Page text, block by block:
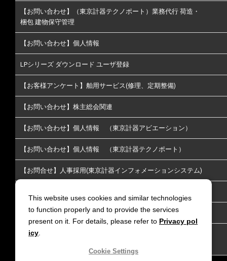
【お問い合わせ】（東京計器テクノポート）業務代行 荷造・
梱包 建物保守管理
【お問い合わせ】個人情報
LPシリーズ ダウンロード ユーザ登録
【お客様アンケート】舶用サービス(修理、定期整備)
【お問い合わせ】株主総会関連
【お問い合わせ】個人情報 （東京計器アビエーション）
【お問い合わせ】個人情報 （東京計器テクノポート）
【お問合せ】人事採用(東京計器インフォメーションシステム)
【お問い合わせ】放送通信
【お問い合わせ】リチウムイオン電池火災延焼防止｜LiGIS 延
This website uses cookies and similar technologies
to function properly and to provide the services
present on it. For details, please refer to Privacy pol
icy
Cookie Settings